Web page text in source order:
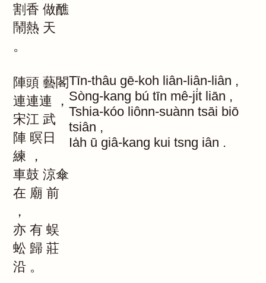
割香 做醮
鬧熱 天
。
陣頭 藝閣
連連連
，
宋江 武
陣 暝日
練
，
車鼓 涼傘
在 廟 前
，
亦 有 蜈
蚣 歸 莊
沿 。
Tīn-thâu gē-koh liân-liân-liân ,
Sòng-kang bú tīn mê-ji̍t liān ,
Tshia-kóo liônn-suànn tsāi biō
tsiân ,
Ia̍h ū giâ-kang kui tsng iân .